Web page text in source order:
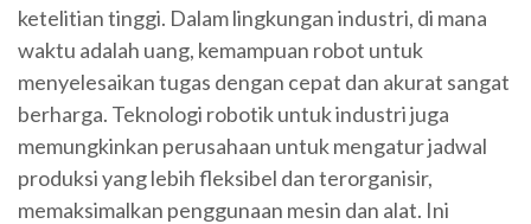
ketelitian tinggi. Dalam lingkungan industri, di mana
waktu adalah uang, kemampuan robot untuk
menyelesaikan tugas dengan cepat dan akurat sangat
berharga. Teknologi robotik untuk industri juga
memungkinkan perusahaan untuk mengatur jadwal
produksi yang lebih fleksibel dan terorganisir,
memaksimalkan penggunaan mesin dan alat. Ini